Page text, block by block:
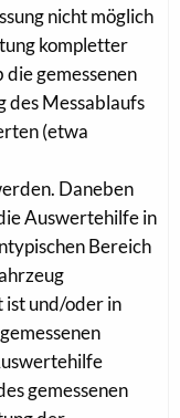
nicht möglich
kompletter
gemessenen
des Messablaufs
(etwa
Daneben
Auswertehilfe in
Bereich
und/oder in
gemessenen